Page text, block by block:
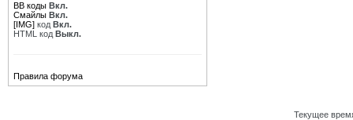
BB коды Вкл.
Смайлы Вкл.
[IMG] код Вкл.
HTML код Выкл.
Правила форума
Текущее